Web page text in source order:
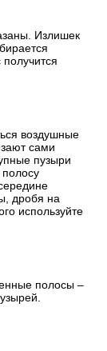
Излишек
воздушные
сами
пузыри
полосу
дробя на
используйте
полосы –